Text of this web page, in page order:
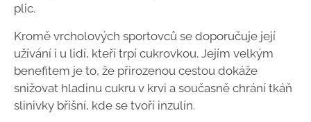
plic.
Kromě vrcholových sportovců se doporučuje její
užívání i u lidí, kteří trpí cukrovkou. Jejím velkým
benefitem je to, že přirozenou cestou dokáže
snižovat hladinu cukru v krvi a současně chrání tkáň
slinivky břišní, kde se tvoří inzulín.